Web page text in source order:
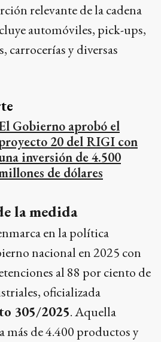
relevante de la cadena
automóviles, pick-ups,
carrocerías y diversas
Gobierno aprobó el
20 del RIGI con
inversión de 4.500
de dólares
la medida
en la política
nacional en 2025 con
al 88 por ciento de
oficializada
305/2025. Aquella
más de 4.400 productos y